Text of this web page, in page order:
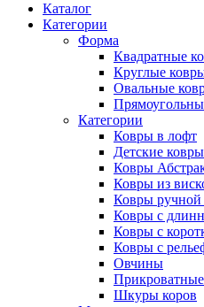
Каталог
Категории
Форма
Квадратные
Круглые
Овальные
Категории
Ковры в лофт
Детские ковры
Ковры
Ковры из
Ковры ручной
Ковры с
Ковры с
Ковры с
Овчины
Шкуры коров